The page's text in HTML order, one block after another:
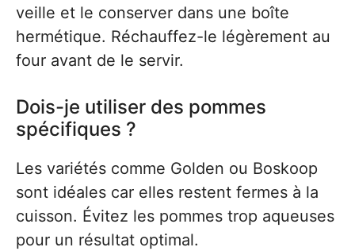
veille et le conserver dans une boîte
hermétique. Réchauffez-le légèrement au
four avant de le servir.
Dois-je utiliser des pommes
spécifiques ?
Les variétés comme Golden ou Boskoop
sont idéales car elles restent fermes à la
cuisson. Évitez les pommes trop aqueuses
pour un résultat optimal.